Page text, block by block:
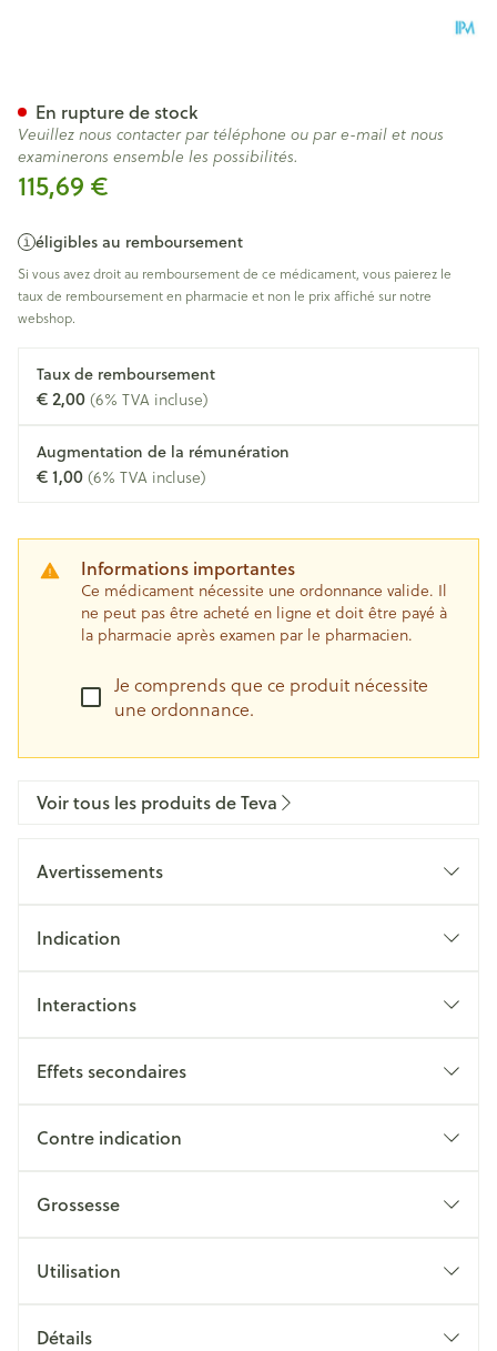
115,69 €
éligibles au remboursement
Si vous avez droit au remboursement de ce médicament, vous paierez le
taux de remboursement en pharmacie et non le prix affiché sur notre
webshop.
Taux de remboursement
€ 2,00 (6% TVA incluse)
Augmentation de la rémunération
€ 1,00 (6% TVA incluse)
Informations importantes
Ce médicament nécessite une ordonnance valide. Il
ne peut pas être acheté en ligne et doit être payé à
la pharmacie après examen par le pharmacien.
Je comprends que ce produit nécessite
une ordonnance.
En rupture de stock
Veuillez nous contacter par téléphone ou par e-mail et nous
examinerons ensemble les possibilités.
Voir tous les produits de Teva
Avertissements
Indication
Interactions
Effets secondaires
Contre indication
Grossesse
Utilisation
Détails